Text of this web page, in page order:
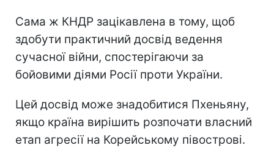
Сама ж КНДР зацікавлена в тому, щоб
здобути практичний досвід ведення
сучасної війни, спостерігаючи за
бойовими діями Росії проти України.
Цей досвід може знадобитися Пхеньяну,
якщо країна вирішить розпочати власний
етап агресії на Корейському півострові.